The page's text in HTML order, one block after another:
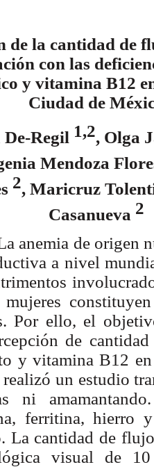
de la cantidad de
con las
y vitamina B12
Ciudad de
Regil 1,2, Olga
Mendoza
2, Maricruz
Casanueva 2
anemia de origen
a nivel
Por ello, el
de
y vitamina B12
un estudio
ni
ferritina, hierro
La cantidad de
visual de